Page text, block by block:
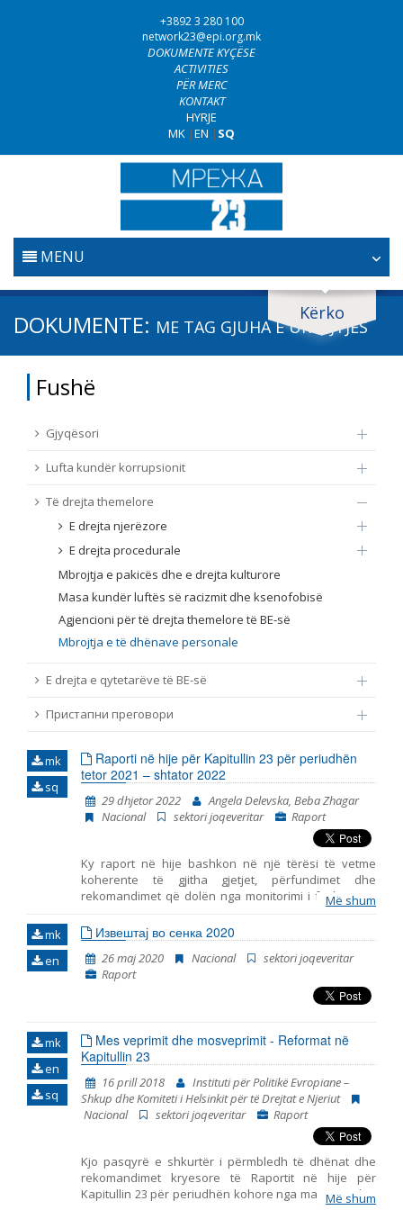
+3892 3 280 100
network23@epi.org.mk
DOKUMENTE KYÇËSE
ACTIVITIES
PËR MERC
KONTAKT
HYRJE
MK |EN | SQ
MENU
FILLESTARE
LUFTA KUNDËR KORRUPSIONIT
TË DREJTA THEMELORE
E DREJTA E QYTETARËVE TË BE-SË
Kërko
Kërko dokumente
Fushë / lëmi
Nën burim
Nga rrjeti 23
Gjuhë
DOKUMENTE: ME TAG GJUHA E URREJTJES
Fushë
Gjyqësori
Lufta kundër korrupsionit
Të drejta themelore
E drejta njerëzore
E drejta procedurale
Mbrojtja e pakicës dhe e drejta kulturore
Masa kundër luftës së racizmit dhe ksenofobisë
Agjencioni për të drejta themelore të BE-së
Mbrojtja e të dhënave personale
E drejta e qytetarëve të BE-së
Пристапни преговори
mk
sq
Raporti në hije për Kapitullin 23 për periudhën
tetor 2021 – shtator 2022
29 dhjetor 2022
Angela Delevska, Beba Zhagar
Nacional
sektori joqeveritar Raport
Ky raport në hije bashkon në një tërësi të vetme
koherente të gjitha gjetjet, përfundimet dhe
rekomandimet që dolën nga monitorimi i fushave të
përfshira në Kapitullin 23 – Gjyqësori dhe të drejtat
themelore. Ky është raporti i shtatë i tillë i publikuar
nga Instituti për Politika Evropiane (EPI) – Shkup, duke
marrë parasysh komentet dhe opinionet e
organizatave joqeveritare. Gjashtë periudhat e
mëparshme mbulojnë periudhat në vijim: tetor 2014 –
korrik 2015, korrik 2015 – prill 2016, maj 2016 – janar
dhe prill 2020 – shtator 2021.
Më shum
mk
en
Извештај во сенка 2020
26 maj 2020 Nacional
sektori joqeveritar
Raport
mk
en
sq
Mes veprimit dhe mosveprimit - Reformat në
Kapitullin 23
16 prill 2018
Instituti për Politikë Evropiane –
Shkup dhe Komiteti i Helsinkit për të Drejtat e Njeriut
Nacional
sektori joqeveritar Raport
Kjo pasqyrë e shkurtër i përmbledh të dhënat dhe
rekomandimet kryesore të Raportit në hije për
Kapitullin 23 për periudhën kohore nga maji 2016 deri
Më shum